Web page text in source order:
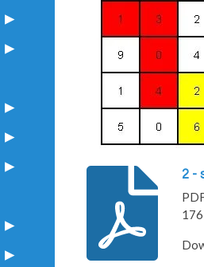
2 -